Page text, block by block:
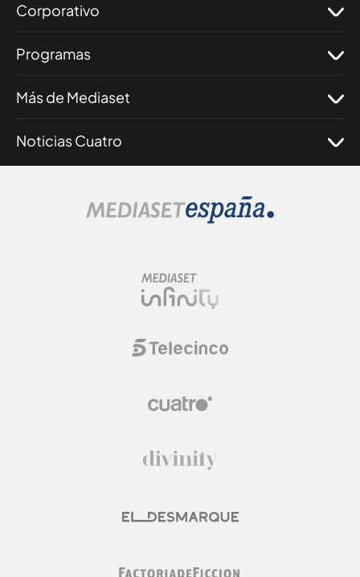
Corporativo
Programas
Más de Mediaset
Noticias Cuatro